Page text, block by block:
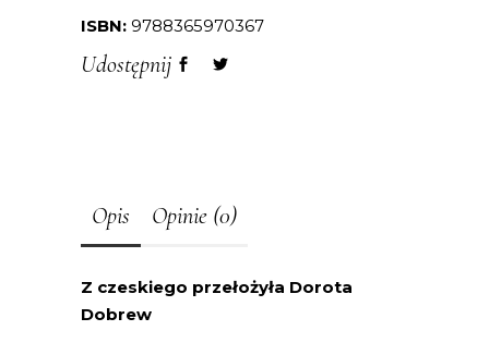
ISBN: 9788365970367
Udostępnij
Opis Opinie (0)
Z czeskiego przełożyła Dorota
Dobrew